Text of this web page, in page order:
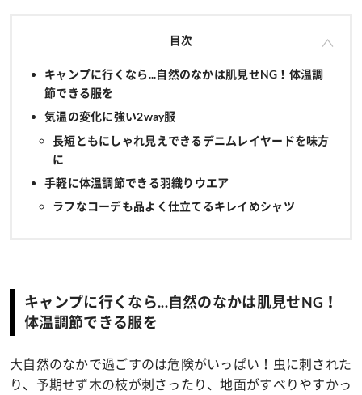
目次
キャンプに行くなら...自然のなかは肌見せNG！体温調
節できる服を
気温の変化に強い2way服
長短ともにしゃれ見えできるデニムレイヤードを味方
に
手軽に体温調節できる羽織りウエア
ラフなコーデも品よく仕立てるキレイめシャツ
キャンプに行くなら...自然のなかは肌見せNG！
体温調節できる服を
大自然のなかで過ごすのは危険がいっぱい！虫に刺された
り、予期せず木の枝が刺さったり、地面がすべりやすかっ